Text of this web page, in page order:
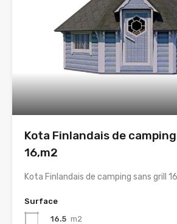
Kota Finlandais de
16,m2
Kota Finlandais de camping sans grill
Surface
16.5 m2